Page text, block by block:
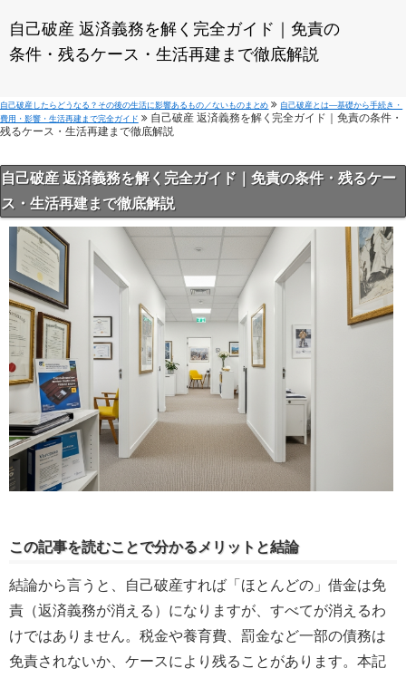
自己破産 返済義務を解く完全ガイド｜免責の
条件・残るケース・生活再建まで徹底解説
自己破産したらどうなる？その後の生活に影響あるもの／ないものまとめ
自己破産とは—基礎から手続き・
費用・影響・生活再建まで完全ガイド
自己破産 返済義務を解く完全ガイド｜免責の条件・
残るケース・生活再建まで徹底解説
自己破産 返済義務を解く完全ガイド｜免責の条件・残るケー
ス・生活再建まで徹底解説
この記事を読むことで分かるメリットと結論
結論から言うと、自己破産すれば「ほとんどの」借金は免
責（返済義務が消える）になりますが、すべてが消えるわ
けではありません。税金や養育費、罰金など一部の債務は
免責されないか、ケースにより残ることがあります。本記